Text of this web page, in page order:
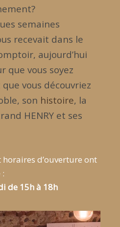
semaines
recevait dans le
aujourd’hui
que vous soyez
vous découvriez
son histoire, la
HENRY et ses
d’ouverture ont
de 15h à 18h